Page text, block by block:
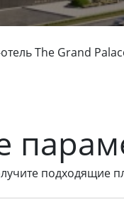
The Grand
подходящие